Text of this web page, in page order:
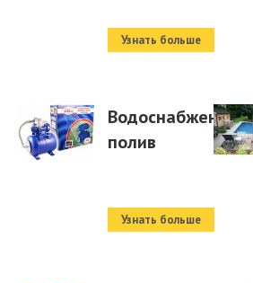
Узнать больше
Водоснабжение и
полив
Узнать больше